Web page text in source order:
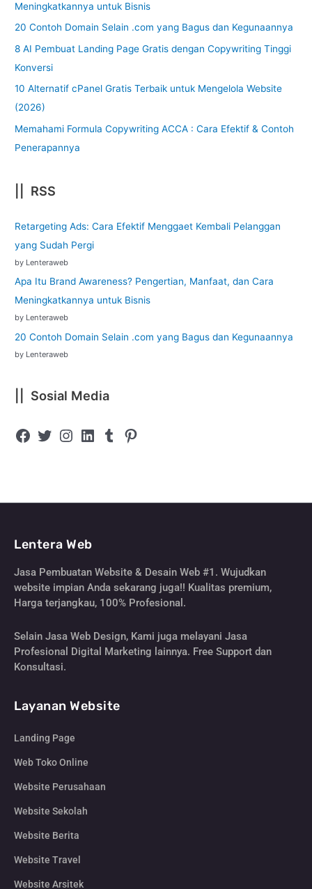
Meningkatkannya untuk Bisnis
20 Contoh Domain Selain .com yang Bagus dan Kegunaannya
8 AI Pembuat Landing Page Gratis dengan Copywriting Tinggi
Konversi
10 Alternatif cPanel Gratis Terbaik untuk Mengelola Website
(2026)
Memahami Formula Copywriting ACCA : Cara Efektif & Contoh
Penerapannya
|| RSS
Retargeting Ads: Cara Efektif Menggaet Kembali Pelanggan
yang Sudah Pergi
by Lenteraweb
Apa Itu Brand Awareness? Pengertian, Manfaat, dan Cara
Meningkatkannya untuk Bisnis
by Lenteraweb
20 Contoh Domain Selain .com yang Bagus dan Kegunaannya
by Lenteraweb
|| Sosial Media
Lentera Web
Jasa Pembuatan Website & Desain Web #1. Wujudkan
website impian Anda sekarang juga!! Kualitas premium,
Harga terjangkau, 100% Profesional.
Selain Jasa Web Design, Kami juga melayani Jasa
Profesional Digital Marketing lainnya. Free Support dan
Konsultasi.
Layanan Website
Landing Page
Web Toko Online
Website Perusahaan
Website Sekolah
Website Berita
Website Travel
Website Arsitek